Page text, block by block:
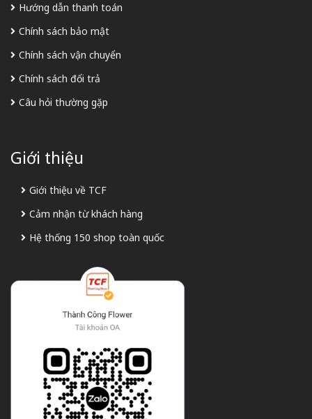
Hướng dẫn thanh toán
Chính sách bảo mật
Chính sách vận chuyển
Chính sách đổi trả
Câu hỏi thường gặp
Giới thiệu
Giới thiệu về TCF
Cảm nhận từ khách hàng
Hệ thống 150 shop toàn quốc